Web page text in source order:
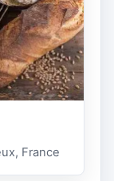
France